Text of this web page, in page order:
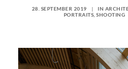
28. SEPTEMBER 2019 | IN
PORTRAITS SHOOTING